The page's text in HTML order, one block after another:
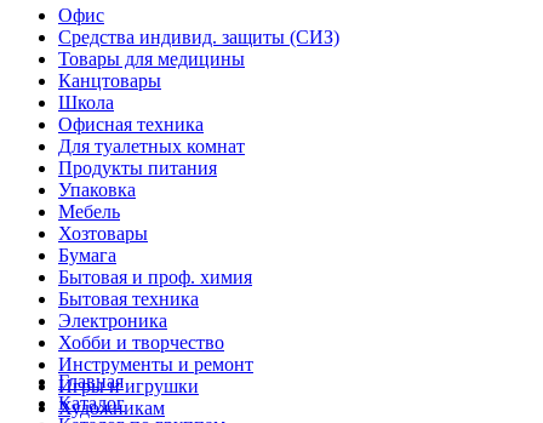
Офис
Средства индивид. защиты (СИЗ)
Товары для медицины
Канцтовары
Школа
Офисная техника
Для туалетных комнат
Продукты питания
Упаковка
Мебель
Хозтовары
Бумага
Бытовая и проф. химия
Бытовая техника
Электроника
Хобби и творчество
Инструменты и ремонт
Игры и игрушки
Художникам
Главная
Каталог